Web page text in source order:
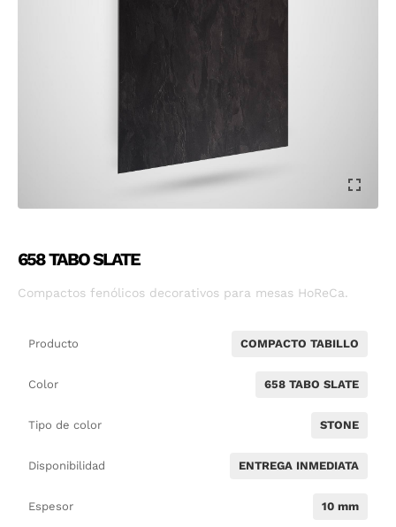
658 TABO SLATE
Compactos fenólicos decorativos para mesas HoReCa.
Producto COMPACTO TABILLO
Color 658 TABO SLATE
Tipo de color STONE
Disponibilidad ENTREGA INMEDIATA
Espesor 10 mm